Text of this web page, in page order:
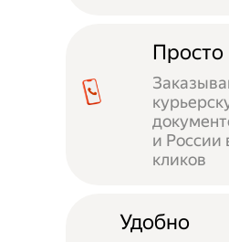
Просто
и России
кликов
Удобно